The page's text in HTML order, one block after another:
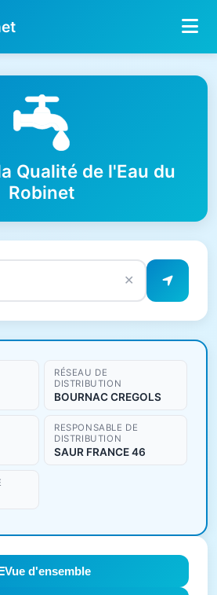
Qualité de l'Eau du
Robinet
✕
de l'eau
RÉSEAU DE
DISTRIBUTION
BOURNAC CREGOLS
RESPONSABLE DE
DISTRIBUTION
SAUR FRANCE 46
Vue d'ensemble